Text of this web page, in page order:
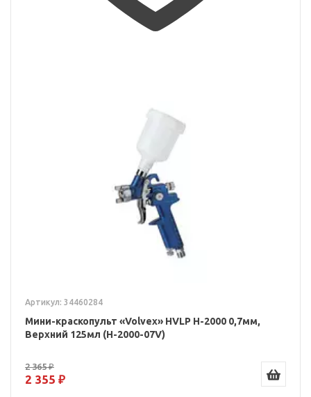
Артикул: 34460284
Мини-краскопульт «Volvex» HVLP H-2000 0,7мм,
Верхний 125мл (H-2000-07V)
2 365 ₽
2 355 ₽